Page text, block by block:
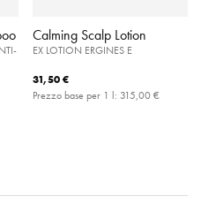
Calming Scalp Lotion
EX LOTION ERGINES E
31,50 €
Prezzo base per 1 l: 315,00 €